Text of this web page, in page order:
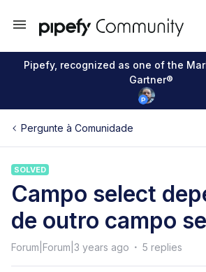
Pipefy, recognized as one of the
Gartner®
Pergunte à Comunidade
SOLVED
Campo select
de outro campo
Forum|Forum|3 years ago 5 replies